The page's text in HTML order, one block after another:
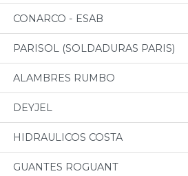
CONARCO - ESAB
PARISOL (SOLDADURAS PARIS)
ALAMBRES RUMBO
DEYJEL
HIDRAULICOS COSTA
GUANTES ROGUANT